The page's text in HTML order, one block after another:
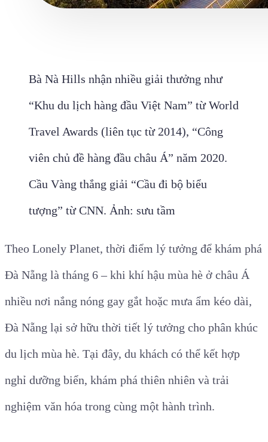
Bà Nà Hills nhận nhiều giải thưởng như
“Khu du lịch hàng đầu Việt Nam” từ World
Travel Awards (liên tục từ 2014), “Công
viên chủ đề hàng đầu châu Á” năm 2020.
Cầu Vàng thắng giải “Cầu đi bộ biểu
tượng” từ CNN. Ảnh: sưu tầm
Theo Lonely Planet, thời điểm lý tưởng để khám phá
Đà Nẵng là tháng 6 – khi khí hậu mùa hè ở châu Á
nhiều nơi nắng nóng gay gắt hoặc mưa ẩm kéo dài,
Đà Nẵng lại sở hữu thời tiết lý tưởng cho phân khúc
du lịch mùa hè. Tại đây, du khách có thể kết hợp
nghỉ dưỡng biển, khám phá thiên nhiên và trải
nghiệm văn hóa trong cùng một hành trình.